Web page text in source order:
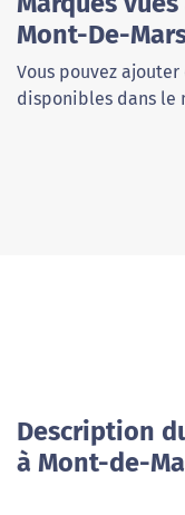
Mont-De-
Vous pouvez
disponibles dans le
Description
à Mont-de-